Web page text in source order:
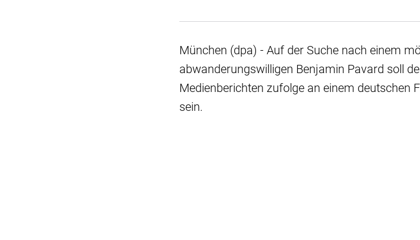
München (dpa) - Auf der Suche nach einem
abwanderungswilligen Benjamin Pavard soll
Medienberichten zufolge an einem deutschen
sein.